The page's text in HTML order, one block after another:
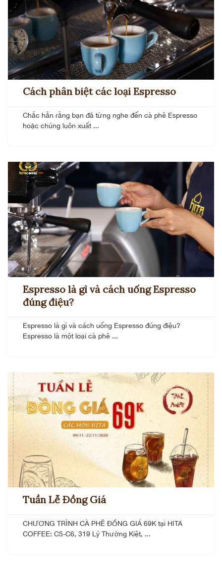
Cách phân biệt các loại Espresso
Chắc hẳn rằng bạn đã từng nghe đến cà phê Espresso
hoặc chúng luôn xuất ...
Espresso là gì và cách uống Espresso
đúng điệu?
Espresso là gì và cách uống Espresso đúng điệu?
Espresso là một loại cà phê ...
Tuần Lễ Đồng Giá
CHƯƠNG TRÌNH CÀ PHÊ ĐỒNG GIÁ 69K tại HITA
COFFEE: C5-C6, 319 Lý Thường Kiệt, ...